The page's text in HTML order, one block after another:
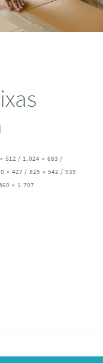
512 / 1.024 × 683 /
× 427 / 825 × 542 / 935
× 1.707